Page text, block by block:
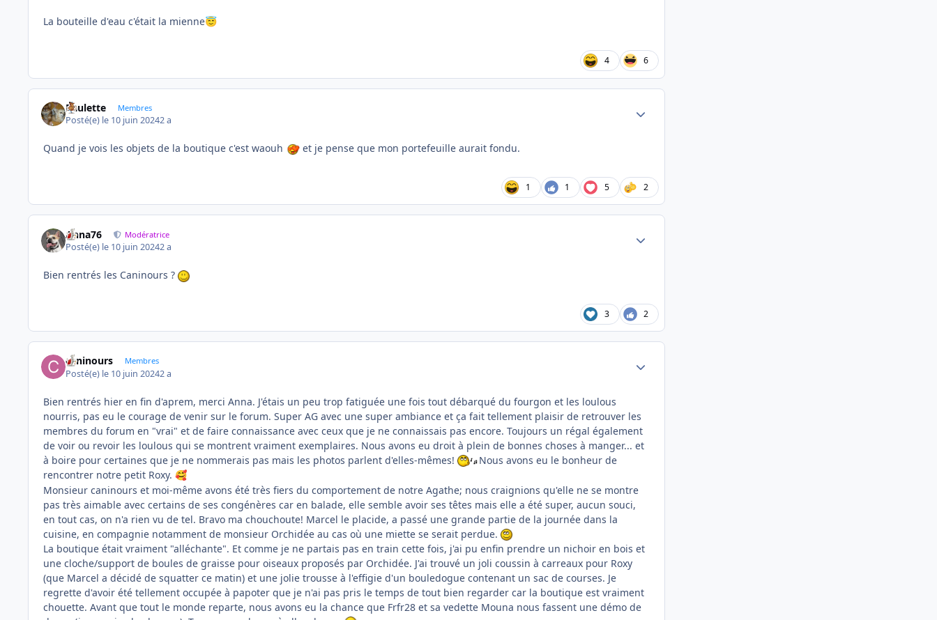
La bouteille d'eau c'était la mienne😇
4 6
Paulette Membres
Posté(e) le 10 juin 20242 a
Quand je vois les objets de la boutique c'est waouh et je pense que mon portefeuille aurait fondu.
1 1 5 2
Anna76 Modératrice
Posté(e) le 10 juin 20242 a
Bien rentrés les Caninours ?
3 2
caninours Membres
Posté(e) le 10 juin 20242 a
Bien rentrés hier en fin d'aprem, merci Anna. J'étais un peu trop fatiguée une fois tout débarqué du fourgon et les loulous
nourris, pas eu le courage de venir sur le forum. Super AG avec une super ambiance et ça fait tellement plaisir de retrouver les
membres du forum en "vrai" et de faire connaissance avec ceux que je ne connaissais pas encore. Toujours un régal également
de voir ou revoir les loulous qui se montrent vraiment exemplaires. Nous avons eu droit à plein de bonnes choses à manger... et
à boire pour certaines que je ne nommerais pas mais les photos parlent d'elles-mêmes!
Nous avons eu le bonheur de
rencontrer notre petit Roxy. 🥰
Monsieur caninours et moi-même avons été très fiers du comportement de notre Agathe; nous craignions qu'elle ne se montre
pas très aimable avec certains de ses congénères car en balade, elle semble avoir ses têtes mais elle a été super, aucun souci,
en tout cas, on n'a rien vu de tel. Bravo ma chouchoute! Marcel le placide, a passé une grande partie de la journée dans la
cuisine, en compagnie notamment de monsieur Orchidée au cas où une miette se serait perdue.
La boutique était vraiment "alléchante". Et comme je ne partais pas en train cette fois, j'ai pu enfin prendre un nichoir en bois et
une cloche/support de boules de graisse pour oiseaux proposés par Orchidée. J'ai trouvé un joli coussin à carreaux pour Roxy
(que Marcel a décidé de squatter ce matin) et une jolie trousse à l'effigie d'un bouledogue contenant un sac de courses. Je
regrette d'avoir été tellement occupée à papoter que je n'ai pas pris le temps de tout bien regarder car la boutique est vraiment
chouette. Avant que tout le monde reparte, nous avons eu la chance que Frfr28 et sa vedette Mouna nous fassent une démo de